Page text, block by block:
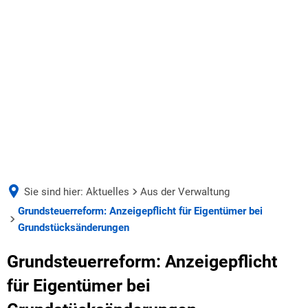
Deine Ausbildung bei der VG
Haushalt & Finanzen
Verwaltung & Werke
Schulen
Zentralbücherei
Jugend
WIRTSCHAFT & ARBEITEN
Sie sind hier: Aktuelles
Aus der Verwaltung
Grundsteuerreform: Anzeigepflicht für Eigentümer bei
Grundstücksänderungen
Grundsteuerreform: Anzeigepflicht
für Eigentümer bei